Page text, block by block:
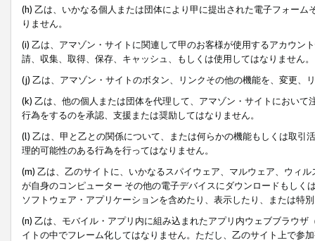
(h) 乙は、いかなる個人または団体により甲に提出された電子フォー
りません。
(i) 乙は、アマゾン・サイトに関連して甲のお客様が使用するアカウン
請、収集、取得、保存、キャッシュ、もしくは使用してはなりません。
(j) 乙は、アマゾン・サイトのボタン、リンクその他の機能を、変更、
(k) 乙は、他の個人または団体を代理して、アマゾン・サイトにおい
行為をするのを承認、支援または奨励してはなりません。
(l) 乙は、甲と乙との関係について、または何らかの機能もしくは取
理的可能性のある行為を行ってはなりません。
(m) 乙は、乙のサイトに、いかなるスパイウェア、マルウェア、ウィ
が自身のコンピューター その他の電子デバイスにダウンロードもし
ソフトウェア・アプリケーションを含めたり、表示したり、または特
(n) 乙は、モバイル・アプリ内に組み込まれたアプリ内ウェブブラウ
イトの中でフレーム化してはなりません。ただし、乙のサイト上で参